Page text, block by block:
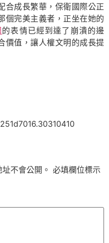
合成長繁華，保衛國際公正
個完美主義者，正坐在她的
的表情已經到達了崩潰的邊
價值，讓人權文明的成長提
不會公開。 必填欄位標示